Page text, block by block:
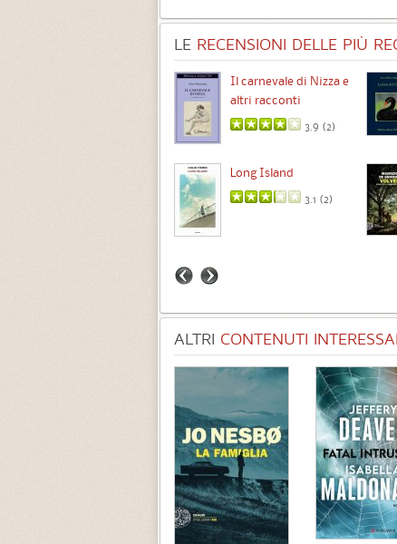
LE RECENSIONI DELLE PIÙ
Il carnevale di Nizza e
altri racconti
3.9 (2)
Long Island
3.1 (2)
ALTRI CONTENUTI